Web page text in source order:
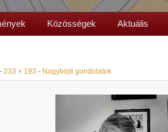
Közösségek Aktuális
- 233 × 193 - Nagyböjti gondolatok